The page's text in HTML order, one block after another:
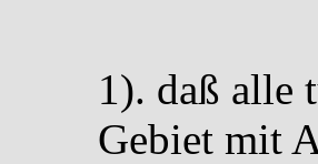
1). daß alle
Gebiet mit